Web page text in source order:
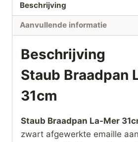
Beschrijving
Aanvullende informatie
Beschrijving
Staub Braadpan
31cm
Staub Braadpan La-Mer
zwart afgewerkte emaille